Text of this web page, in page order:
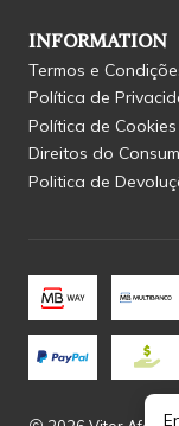
INFORMATION
Termos e
Política de
Política de Cookies
Direitos do
Politica de